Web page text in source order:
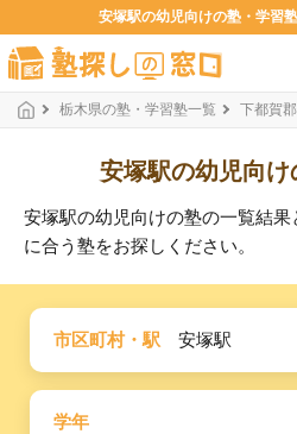
安塚駅の幼児向けの塾・学習
栃木県の塾・学習塾一覧 下都賀
安塚駅の幼児向
安塚駅の幼児向けの塾の一覧結
に合う塾をお探しください。
市区町村・駅 安塚駅
学年